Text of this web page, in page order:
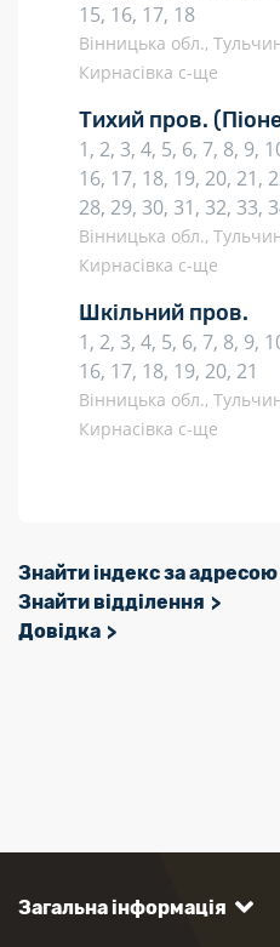
15, 16, 17, 18
Вінницька обл.,
Кирнасівка с-ще
Тихий пров.
1, 2, 3, 4, 5, 6, 7, 8, 9,
16, 17, 18, 19, 20, 21,
28, 29, 30, 31, 32, 33,
Вінницька обл.,
Кирнасівка с-ще
Шкільний пров.
1, 2, 3, 4, 5, 6, 7, 8, 9,
16, 17, 18, 19, 20, 21
Вінницька обл.,
Кирнасівка с-ще
Знайти індекс за адресою
Знайти відділення
Довідка
Загальна інформація